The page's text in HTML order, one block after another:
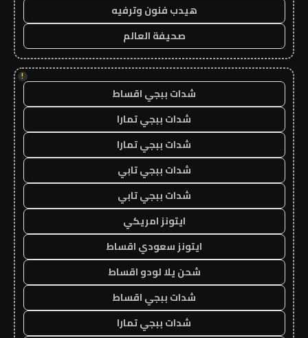
هيدب فنون وترفيه
صحيفة العالم
!
شدات ببجي اقساط
شدات ببجي تمارا
شدات ببجي تمارا
شدات ببجي تابي
شدات ببجي تابي
ايتونز امريكي
ايتونز سعودي اقساط
شحن يلا لودو اقساط
شدات ببجي اقساط
شدات ببجي تمارا